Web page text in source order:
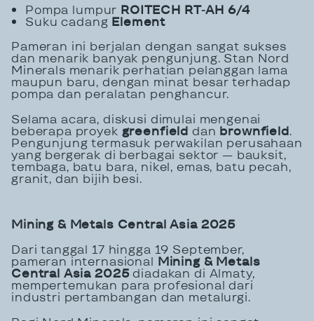
Pompa lumpur ROITECH RT-AH 6/4
Suku cadang Element
Pameran ini berjalan dengan sangat sukses
dan menarik banyak pengunjung. Stan Nord
Minerals menarik perhatian pelanggan lama
maupun baru, dengan minat besar terhadap
pompa dan peralatan penghancur.
Selama acara, diskusi dimulai mengenai
beberapa proyek greenfield dan brownfield.
Pengunjung termasuk perwakilan perusahaan
yang bergerak di berbagai sektor — bauksit,
tembaga, batu bara, nikel, emas, batu pecah,
granit, dan bijih besi.
Mining & Metals Central Asia 2025
Dari tanggal 17 hingga 19 September,
pameran internasional Mining & Metals
Central Asia 2025diadakan di Almaty,
mempertemukan para profesional dari
industri pertambangan dan metalurgi.